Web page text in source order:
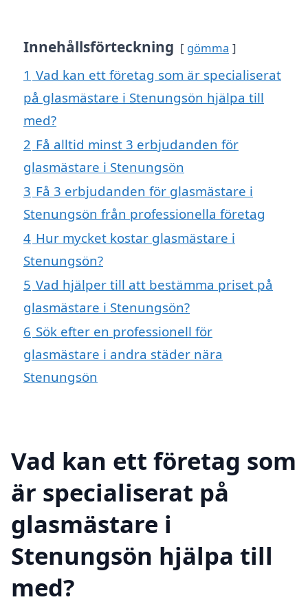
Innehållsförteckning gömma
1 Vad kan ett företag som är specialiserat
på glasmästare i Stenungsön hjälpa till
med?
2 Få alltid minst 3 erbjudanden för
glasmästare i Stenungsön
3 Få 3 erbjudanden för glasmästare i
Stenungsön från professionella företag
4 Hur mycket kostar glasmästare i
Stenungsön?
5 Vad hjälper till att bestämma priset på
glasmästare i Stenungsön?
6 Sök efter en professionell för
glasmästare i andra städer nära
Stenungsön
Vad kan ett företag som
är specialiserat på
glasmästare i
Stenungsön hjälpa till
med?